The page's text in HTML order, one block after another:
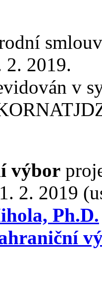
2. 2019.
v
výbor
2. 2019
Ph.D.